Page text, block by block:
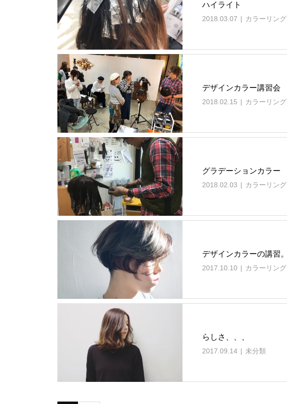
ハイライト
2018.03.07 カラーリング
デザインカラー講習会
2018.02.15 カラーリング,
グラデーションカラー
2018.02.03 カラーリング,
デザインカラーの講習。
2017.10.10 カラーリング
らしさ、、、
2017.09.14 未分類